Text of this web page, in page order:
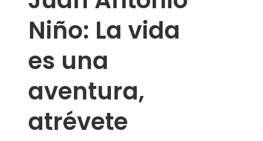
Niño: La vida
es una
aventura,
atrévete